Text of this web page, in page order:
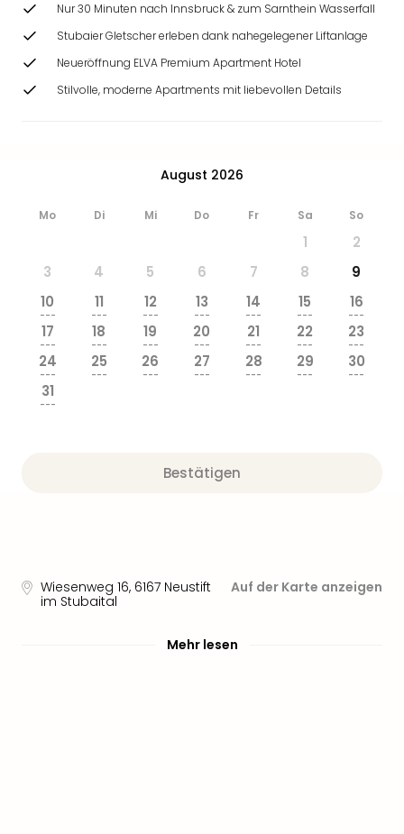
Nur 30 Minuten nach Innsbruck & zum Sarnthein Wasserfall
Stubaier Gletscher erleben dank nahegelegener Liftanlage
Neueröffnung ELVA Premium Apartment Hotel
Stilvolle, moderne Apartments mit liebevollen Details
August 2026
Mo Di Mi Do Fr Sa So
1
2
3
4 5 6 7 8
9
10
---
11
---
12
---
13
---
14
---
15
---
16
---
17
---
18
---
19
---
20
---
21
---
22
---
23
---
24
---
25
---
26
---
27
---
28
---
29
---
30
---
31
---
Bestätigen
Wiesenweg 16, 6167 Neustift
im Stubaital
Auf der Karte anzeigen
Mehr lesen